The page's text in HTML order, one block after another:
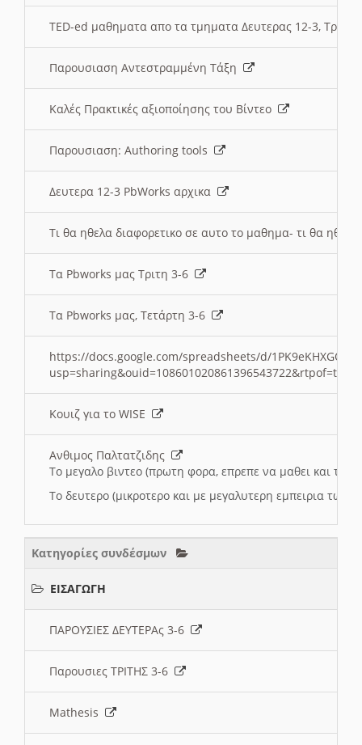
TED-ed μαθηματα απο τα τμηματα Δευτερας 12-3,
Παρουσιαση Αντεστραμμένη Τάξη
Καλές Πρακτικές αξιοποίησης του Βίντεο
Παρουσιαση: Authoring tools
Δευτερα 12-3 PbWorks αρχικα
Τι θα ηθελα διαφορετικο σε αυτο το μαθημα- τι θα
Τα Pbworks μας Τριτη 3-6
Τα Pbworks μας, Τετάρτη 3-6
https://docs.google.com/spreadsheets/d/
Κουιζ για το WISE
Ανθιμος Παλτατζιδης
Το μεγαλο βιντεο (πρωτη φορα, επρεπε να μαθει και το
Το δευτερο (μικροτερο και με μεγαλυτερη εμπειρια
Κατηγορίες συνδέσμων
ΕΙΣΑΓΩΓΗ
ΠΑΡΟΥΣΙΕΣ ΔΕΥΤΕΡΑς 3-6
Παρουσιες ΤΡΙΤΗΣ 3-6
Mathesis